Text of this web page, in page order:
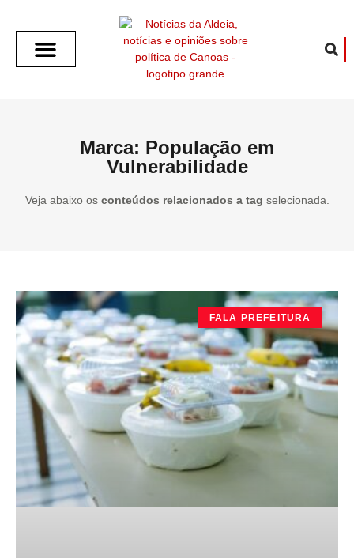
Marca: População em
Vulnerabilidade
Veja abaixo os conteúdos relacionados a tag selecionada.
FALA PREFEITURA